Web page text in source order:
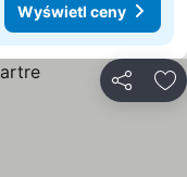
Wyświetl ceny